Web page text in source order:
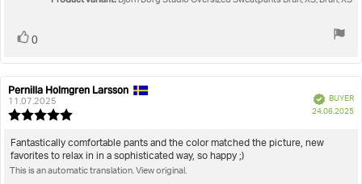
Vote
0
Review
author:
Pernilla Holmgren Larsson
11.07.2025
5.0
out
of
VerifiedBUYER
24.06.2025
Review
text:
Fantastically comfortable pants and the color matched the picture, new
favorites to relax in in a sophisticated way, so happy ;)
This is an automatic translation. View original.